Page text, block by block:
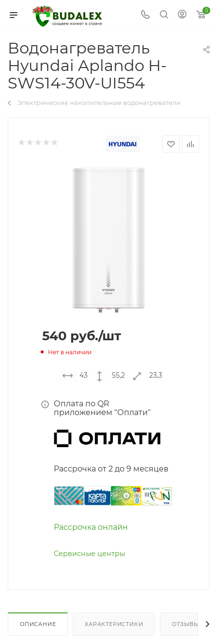
0
Водонагреватель
Hyundai Aplando H-
SWS14-30V-UI554
Электрические накопительные водонагреватели
540 руб./шт
Нет в наличии
43 55,2 23,3
Оплата по QR
приложением "Оплати"
Рассрочка от 2 до 9 месяцев
Рассрочка онлайн
Сервисные центры
ОПИСАНИЕ ХАРАКТЕРИСТИКИ ОТЗЫВЫ